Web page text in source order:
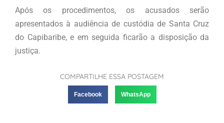
Após os procedimentos, os acusados serão
apresentados à audiência de custódia de Santa Cruz
do Capibaribe, e em seguida ficarão a disposição da
justiça.
COMPARTILHE ESSA POSTAGEM
Facebook WhatsApp